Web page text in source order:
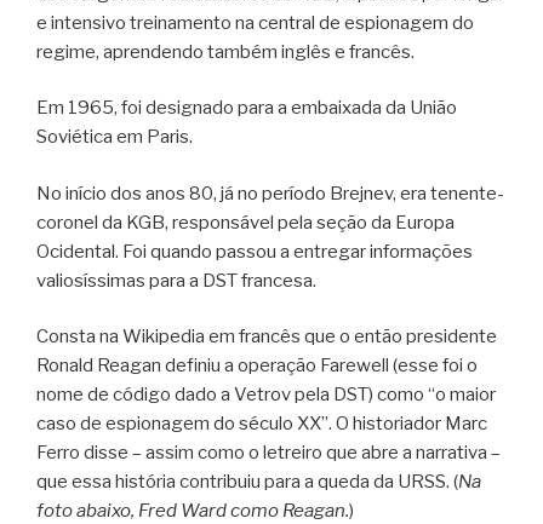
e intensivo treinamento na central de espionagem do
regime, aprendendo também inglês e francês.
Em 1965, foi designado para a embaixada da União
Soviética em Paris.
No início dos anos 80, já no período Brejnev, era tenente-
coronel da KGB, responsável pela seção da Europa
Ocidental. Foi quando passou a entregar informações
valiosíssimas para a DST francesa.
Consta na Wikipedia em francês que o então presidente
Ronald Reagan definiu a operação Farewell (esse foi o
nome de código dado a Vetrov pela DST) como “o maior
caso de espionagem do século XX”. O historiador Marc
Ferro disse – assim como o letreiro que abre a narrativa –
que essa história contribuiu para a queda da URSS. (Na
foto abaixo, Fred Ward como Reagan.)